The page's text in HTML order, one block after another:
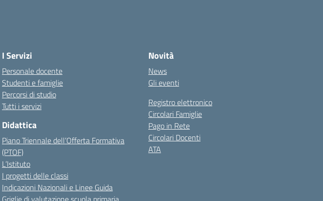
I Servizi
Personale docente
Studenti e famiglie
Percorsi di studio
Tutti i servizi
Didattica
Piano Triennale dell’Offerta Formativa
(PTOF)
L’Istituto
I progetti delle classi
Indicazioni Nazionali e Linee Guida
Novità
News
Gli eventi
Registro elettronico
Circolari Famiglie
Pago in Rete
Circolari Docenti
ATA